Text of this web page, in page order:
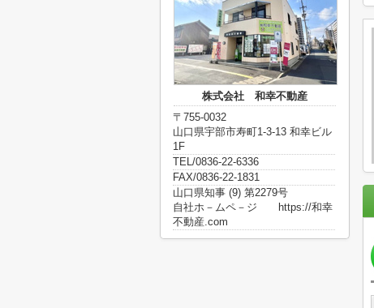
株式会社 和幸不動産
〒755-0032
山口県宇部市寿町1-3-13 和幸ビル
1F
TEL/0836-22-6336
FAX/0836-22-1831
山口県知事 (9) 第2279号
自社ホ－ムペ－ジ https://和幸
不動産.com